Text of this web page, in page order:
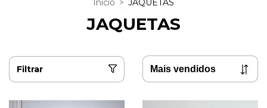
Início > JAQUETAS
JAQUETAS
Filtrar